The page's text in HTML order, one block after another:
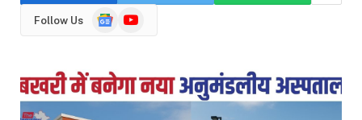
Follow Us
GoogleYouTube